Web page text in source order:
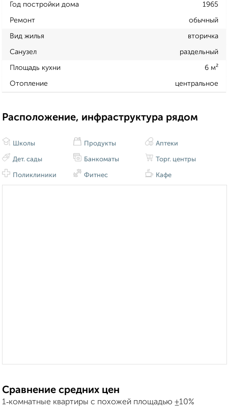
Год постройки дома 1965
Ремонт обычный
Вид жилья вторичка
Санузел раздельный
Площадь кухни 6 м²
Отопление центральное
Расположение, инфраструктура рядом
Школы
Дет. сады
Поликлиники
Продукты
Банкоматы
Фитнес
Аптеки
Торг. центры
Кафе
Сравнение средних цен
1‑комнатные квартиры с похожей площадью ±10%